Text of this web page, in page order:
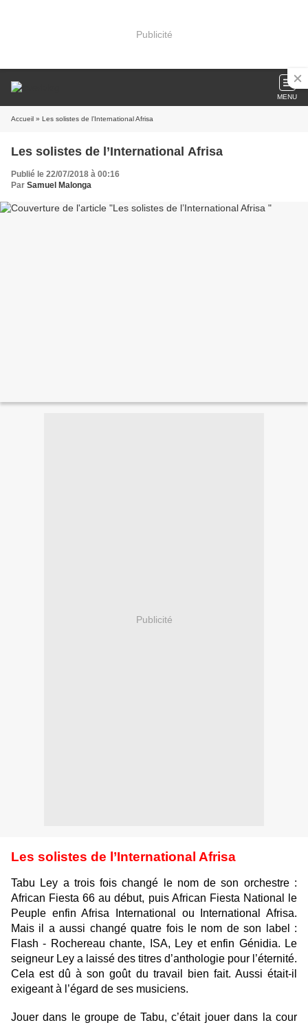
Publicité
MENU
Accueil » Les solistes de l’International Afrisa
Les solistes de l’International Afrisa
Publié le 22/07/2018 à 00:16
Par Samuel Malonga
Publicité
Les solistes de l’International Afrisa
Tabu Ley a trois fois changé le nom de son orchestre :
African Fiesta 66 au début, puis African Fiesta National le
Peuple enfin Afrisa International ou International Afrisa.
Mais il a aussi changé quatre fois le nom de son label :
Flash - Rochereau chante, ISA, Ley et enfin Génidia. Le
seigneur Ley a laissé des titres d’anthologie pour l’éternité.
Cela est dû à son goût du travail bien fait. Aussi était-il
exigeant à l’égard de ses musiciens.
Jouer dans le groupe de Tabu, c’était jouer dans la cour